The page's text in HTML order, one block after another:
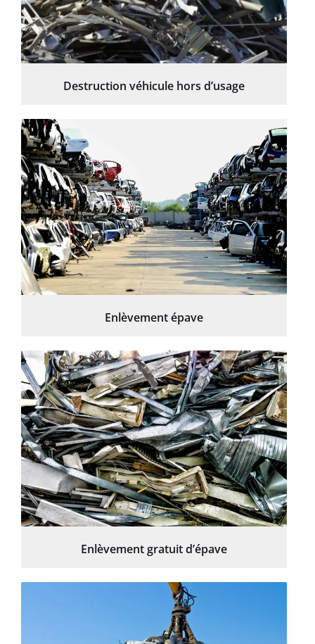
Destruction véhicule hors d’usage
Enlèvement épave
Enlèvement gratuit d’épave